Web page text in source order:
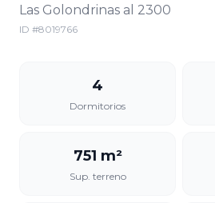
Las Golondrinas al 2300
ID #8019766
4
Dormitorios
751 m²
Sup. terreno